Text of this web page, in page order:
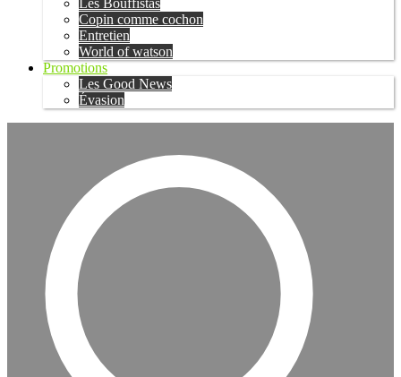
Les Bouffistas
Copin comme cochon
Entretien
World of watson
Promotions
Les Good News
Évasion